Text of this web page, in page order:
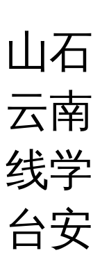
山
云
线
台